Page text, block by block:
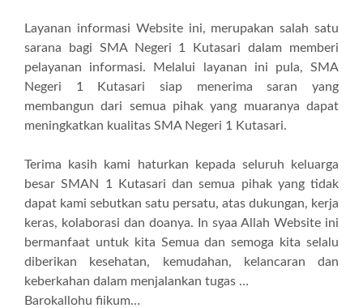
Layanan informasi Website ini, merupakan salah satu
sarana bagi SMA Negeri 1 Kutasari dalam memberi
pelayanan informasi. Melalui layanan ini pula, SMA
Negeri 1 Kutasari siap menerima saran yang
membangun dari semua pihak yang muaranya dapat
meningkatkan kualitas SMA Negeri 1 Kutasari.
Terima kasih kami haturkan kepada seluruh keluarga
besar SMAN 1 Kutasari dan semua pihak yang tidak
dapat kami sebutkan satu persatu, atas dukungan, kerja
keras, kolaborasi dan doanya. In syaa Allah Website ini
bermanfaat untuk kita Semua dan semoga kita selalu
diberikan kesehatan, kemudahan, kelancaran dan
keberkahan dalam menjalankan tugas …
Barokallohu fiikum…